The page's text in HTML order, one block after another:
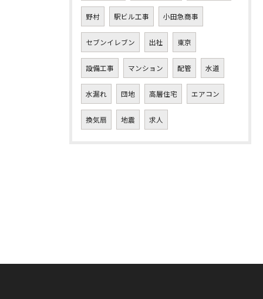
野村 駅ビル工事 小田急商事
セブンイレブン 出社 東京
設備工事 マンション 配管 水道
水漏れ 団地 高層住宅 エアコン
換気扇 地震 求人